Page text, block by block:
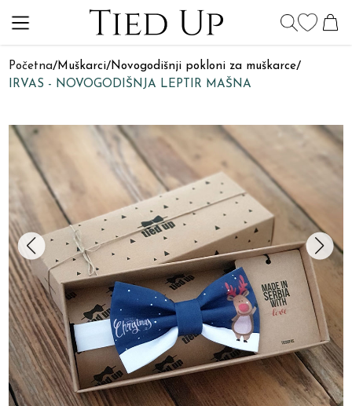
Početna/Muškarci/Novogodišnji pokloni za muškarce/
IRVAS - NOVOGODIŠNJA LEPTIR MAŠNA